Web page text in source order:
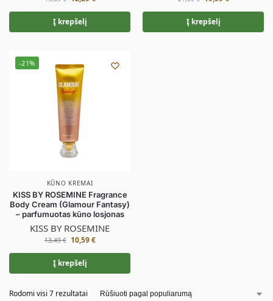
Į krepšelį Į krepšelį
-21%
KŪNO KREMAI
KISS BY ROSEMINE Fragrance
Body Cream (Glamour Fantasy)
– parfumuotas kūno losjonas
KISS BY ROSEMINE
13,49€ 10,59€
Į krepšelį
Rodomi visi 7 rezultatai